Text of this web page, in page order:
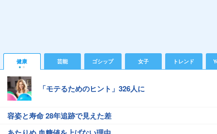
健康 芸能 ゴシップ 女子 トレンド
「モテるためのヒント」326人に
容姿と寿命 28年追跡で見えた差